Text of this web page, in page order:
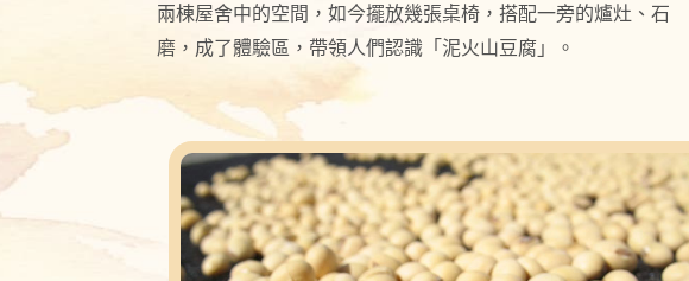
兩棟屋舍中的空間，如今擺放幾張桌椅，搭配一旁的爐灶、石
磨，成了體驗區，帶領人們認識「泥火山豆腐」。